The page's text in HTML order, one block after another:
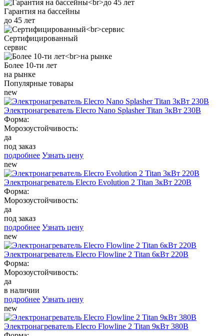
Гарантия на бассейны
до 45 лет
Сертифицированный
сервис
Более 10-ти лет
на рынке
Популярные товары
new
Электронагреватель Elecro Nano Splasher Titan 3кВт 230В
Форма:
Морозоустойчивость:
да
под заказ
подробнее Узнать цену
new
Электронагреватель Elecro Evolution 2 Titan 3кВт 220В
Форма:
Морозоустойчивость:
да
под заказ
подробнее Узнать цену
new
Электронагреватель Elecro Flowline 2 Titan 6кВт 220В
Форма:
Морозоустойчивость:
да
в наличии
подробнее Узнать цену
new
Электронагреватель Elecro Flowline 2 Titan 9кВт 380В